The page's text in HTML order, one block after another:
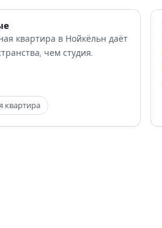
квартира в Нойкёльн даёт
чем студия.
квартира